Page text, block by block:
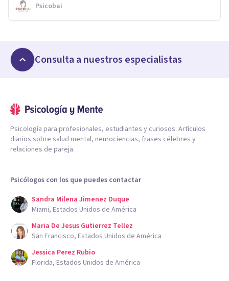
Psicobai
Consulta a nuestros especialistas
Psicología para profesionales, estudiantes y curiosos. Artículos
diarios sobre salud mental, neurociencias, frases célebres y
relaciones de pareja.
Psicólogos con los que puedes contactar
Sandra Milena Jimenez Duque
Miami, Estados Unidos de América
Maria De Jesus Gutierrez Tellez
San Francisco, Estados Unidos de América
Jessica Perez Rubio
Florida, Estados Unidos de América